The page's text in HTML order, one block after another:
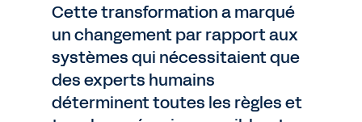
Cette transformation a marqué
un changement par rapport aux
systèmes qui nécessitaient que
des experts humains
déterminent toutes les règles et